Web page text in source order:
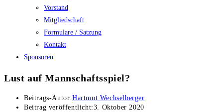
Vorstand
Mitgliedschaft
Formulare / Satzung
Kontakt
Sponsoren
Lust auf Mannschaftsspiel?
Beitrags-Autor:Hartmut Wechselberger
Beitrag veröffentlicht:3. Oktober 2020